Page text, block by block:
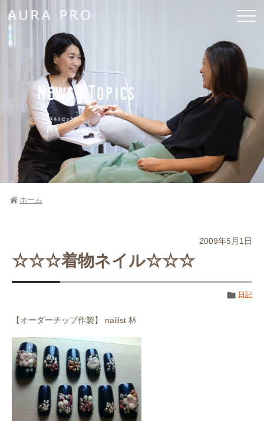
News&Topics
ニュース＆トピックス
ホーム
2009年5月1日
☆☆☆着物ネイル☆☆☆
日記
【オーダーチップ作製】 nailist 林